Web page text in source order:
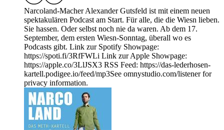
Narcoland-Macher Alexander Gutsfeld ist mit einem neuen
spektakulären Podcast am Start. Für alle, die die Wiesn lieben.
Sie hassen. Oder selbst noch nie da waren. Ab dem 17.
September, dem ersten Wiesn-Sonntag, überall wo es
Podcasts gibt. Link zur Spotify Showpage:
https://spoti.fi/3RfFWLi Link zur Apple Showpage:
https://apple.co/3LlJSX3 RSS Feed: https://das-lederhosen-
kartell.podigee.io/feed/mp3See omnystudio.com/listener for
privacy information.